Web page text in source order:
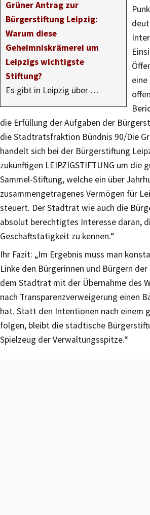
Grüner Antrag zur
Bürgerstiftung Leipzig:
Warum diese
Geheimniskrämerei um
Leipzigs wichtigste
Stiftung?
Es gibt in Leipzig über …
eine
die Erfüllung der Aufgaben der
die Stadtratsfraktion Bündnis 90/Die
handelt sich bei der Bürgerstiftung
zukünftigen LEIPZIGSTIFTUNG um die
Sammel-Stiftung, welche ein über
zusammengetragenes Vermögen für
steuert. Der Stadtrat wie auch die
absolut berechtigtes Interesse daran,
Geschäftstätigkeit zu kennen.“
Ihr Fazit: „Im Ergebnis muss man
Linke den Bürgerinnen und Bürgern
dem Stadtrat mit der Übernahme des
nach Transparenzverweigerung einen
hat. Statt den Intentionen nach einem
folgen, bleibt die städtische
Spielzeug der Verwaltungsspitze.“